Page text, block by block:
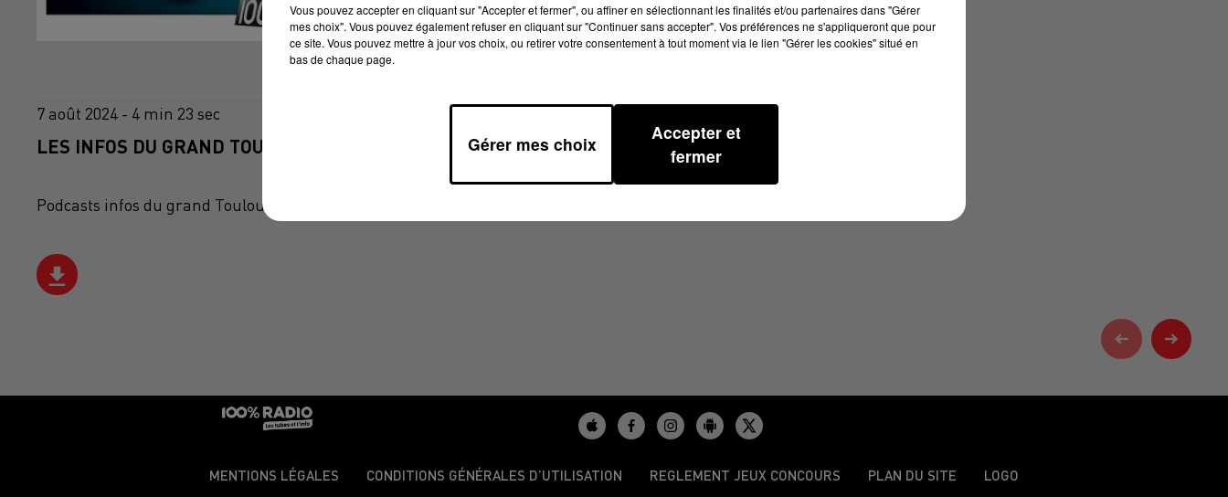
7 août 2024 - 4 min 23 sec
LES INFOS DU GRAND TOULOUSE DU 07/08/2024 À 09H00
Podcasts infos du grand Toulouse
MENTIONS LÉGALES CONDITIONS GÉNÉRALES D’UTILISATION REGLEMENT JEUX CONCOURS PLAN DU SITE LOGO
Vous pouvez accepter en cliquant sur "Accepter et fermer", ou affiner en sélectionnant les finalités et/ou partenaires dans "Gérer
mes choix". Vous pouvez également refuser en cliquant sur "Continuer sans accepter". Vos préférences ne s'appliqueront que pour
ce site. Vous pouvez mettre à jour vos choix, ou retirer votre consentement à tout moment via le lien "Gérer les cookies" situé en
bas de chaque page.
Gérer mes choix
Accepter et
fermer